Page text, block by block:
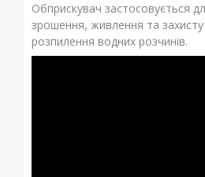
Обприскувач застосовується
зрошення, живлення та захисту
розпилення водних розчинів.